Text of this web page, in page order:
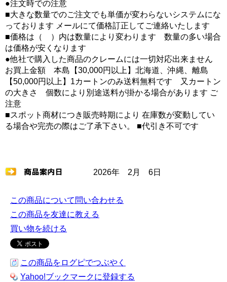
●注文時での注意
■大きな数量でのご注文でも単価が変わらないシステムにな
っております メールにて価格訂正してご連絡いたします
■価格は（ ）内は数量により変わります 数量の多い場合
は価格が安くなります
●他社で購入した商品のクレームには一切対応出来ません
お買上金額 本島【30,000円以上】北海道、沖縄、離島
【50,000円以上】1カートンのみ送料無料です 又カートン
の大きさ 個数により別途送料が掛かる場合があります ご
注意
■スポット商材につき販売時期により 在庫数が変動してい
る場合や完売の際はご了承下さい。 ■代引き不可です
2026年 2月 6日
この商品について問い合わせる
この商品を友達に教える
買い物を続ける
この商品をログピでつぶやく
Yahoo!ブックマークに登録する